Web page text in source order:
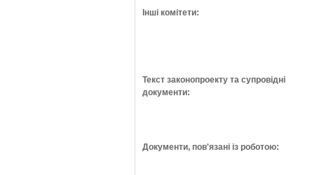
Інші комітети:
Текст законопроекту та супровідні
документи:
Документи, пов'язані із роботою: